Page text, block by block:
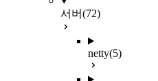
서버(72)
netty(5)